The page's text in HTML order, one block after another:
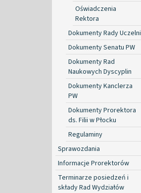
Oświadczenia
Rektora
Dokumenty Rady Uczelni
Dokumenty Senatu PW
Dokumenty Rad
Naukowych Dyscyplin
Dokumenty Kanclerza
PW
Dokumenty Prorektora
ds. Filii w Płocku
Regulaminy
Sprawozdania
Informacje Prorektorów
Terminarze posiedzeń i
składy Rad Wydziałów